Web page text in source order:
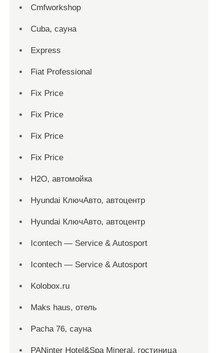
Cmfworkshop
Cuba, сауна
Express
Fiat Professional
Fix Price
Fix Price
Fix Price
Fix Price
H2O, автомойка
Hyundai КлючАвто, автоцентр
Hyundai КлючАвто, автоцентр
Icontech — Service & Autosport
Icontech — Service & Autosport
Kolobox.ru
Maks haus, отель
Pacha 76, сауна
PANinter Hotel&Spa Mineral, гостиница